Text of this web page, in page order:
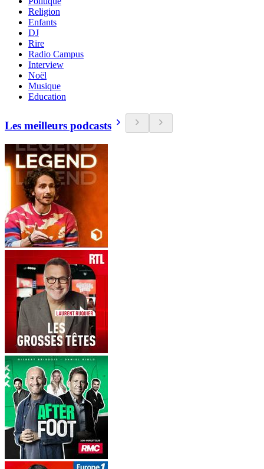
Religion
Enfants
DJ
Rire
Radio Campus
Interview
Noël
Musique
Education
Les meilleurs podcasts